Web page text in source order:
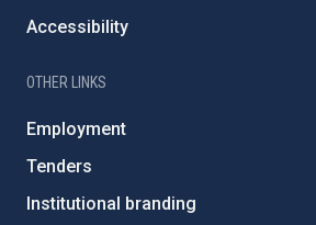
Accessibility
OTHER LINKS
Employment
Tenders
Institutional branding